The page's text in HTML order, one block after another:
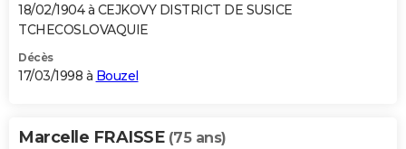
18/02/1904 à CEJKOVY DISTRICT DE SUSICE
TCHECOSLOVAQUIE
Décès
17/03/1998 à Bouzel
Marcelle FRAISSE (75 ans)